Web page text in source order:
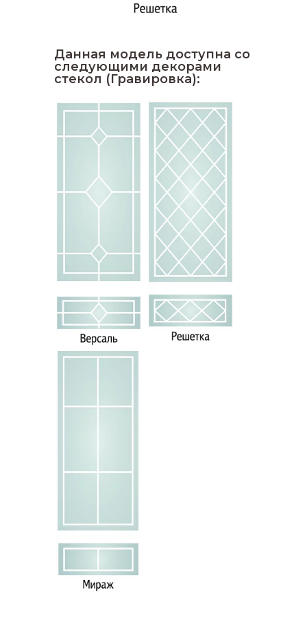
Данная модель доступна со
следующими декорами
стекол (Гравировка):